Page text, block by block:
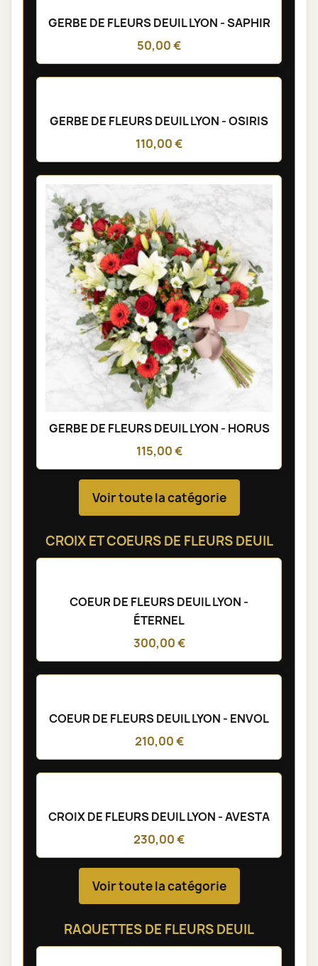
GERBE DE FLEURS DEUIL LYON - SAPHIR
50,00 €
GERBE DE FLEURS DEUIL LYON - OSIRIS
110,00 €
GERBE DE FLEURS DEUIL LYON - HORUS
115,00 €
Voir toute la catégorie
CROIX ET COEURS DE FLEURS DEUIL
COEUR DE FLEURS DEUIL LYON -
ÉTERNEL
300,00 €
COEUR DE FLEURS DEUIL LYON - ENVOL
210,00 €
CROIX DE FLEURS DEUIL LYON - AVESTA
230,00 €
Voir toute la catégorie
RAQUETTES DE FLEURS DEUIL